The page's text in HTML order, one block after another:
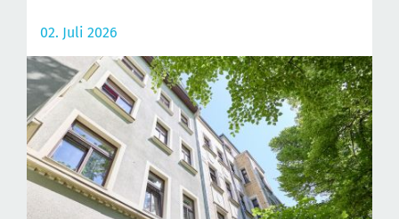
02. Juli 2026